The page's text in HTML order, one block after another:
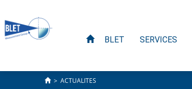
BLET SERVICES
> ACTUALITES